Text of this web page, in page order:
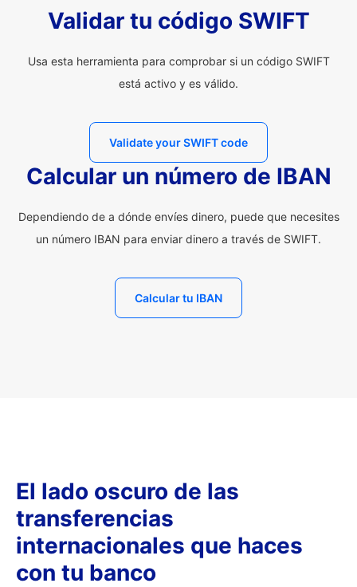
Validar tu código SWIFT
Usa esta herramienta para comprobar si un código SWIFT
está activo y es válido.
Validate your SWIFT code
Calcular un número de IBAN
Dependiendo de a dónde envíes dinero, puede que necesites
un número IBAN para enviar dinero a través de SWIFT.
Calcular tu IBAN
El lado oscuro de las
transferencias
internacionales que haces
con tu banco